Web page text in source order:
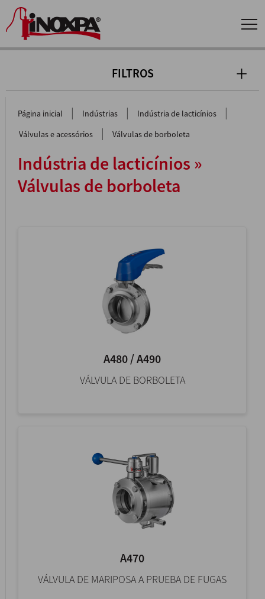
FILTROS
Página inicial | Indústrias | Indústria de lacticínios |
Válvulas e acessórios | Válvulas de borboleta
Indústria de lacticínios »
Válvulas de borboleta
A480 / A490
VÁLVULA DE BORBOLETA
A470
VÁLVULA DE MARIPOSA A PRUEBA DE FUGAS